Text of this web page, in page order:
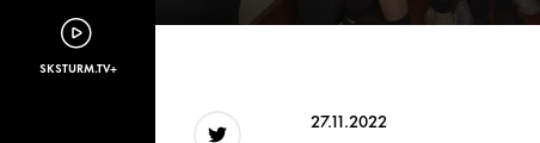
SKSTURM.TV+
27.11.2022